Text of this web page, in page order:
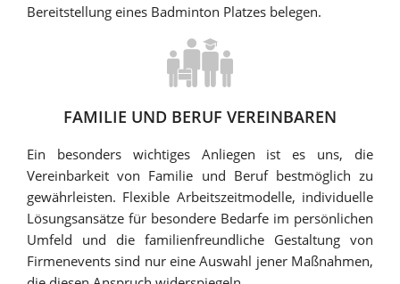
Bereitstellung eines Badminton Platzes belegen.
FAMILIE UND BERUF VEREINBAREN
Ein besonders wichtiges Anliegen ist es uns, die
Vereinbarkeit von Familie und Beruf bestmöglich zu
gewährleisten. Flexible Arbeitszeitmodelle, individuelle
Lösungsansätze für besondere Bedarfe im persönlichen
Umfeld und die familienfreundliche Gestaltung von
Firmenevents sind nur eine Auswahl jener Maßnahmen,